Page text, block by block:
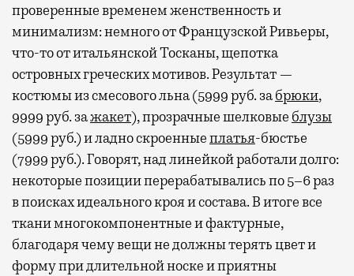
проверенные временем женственность и
минимализм: немного от Французской Ривьеры,
что-то от итальянской Тосканы, щепотка
островных греческих мотивов. Результат —
костюмы из смесового льна (5999 руб. забрюки,
9999 руб. зажакет), прозрачные шелковые блузы
(5999 руб.) и ладно скроенныеплатья-бюстье
(7999 руб.). Говорят, над линейкой работали долго:
некоторые позиции перерабатывались по 5–6 раз
в поисках идеального кроя и состава. В итоге все
ткани многокомпонентные и фактурные,
благодаря чему вещи не должны терять цвет и
форму при длительной носке и приятны